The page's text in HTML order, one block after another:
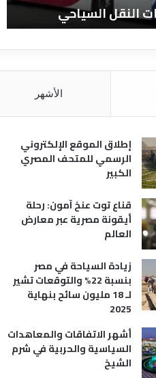
النقل السياحي
م
ي
الأشهر
إطلاق الموقع الإلكتروني
الرسمي للمتحف المصري
الكبير
قناع توت عنخ آمون: رحلة
أيقونة مصرية عبر معارض
العالم
زيادة السياحة في مصر
بنسبة 22% والتوقعات تشير
لـ 18 مليون سائح بنهاية
2025
أشهر الاتفاقات والمعاهدات
السياسية والحربية في شرم
الشيخ